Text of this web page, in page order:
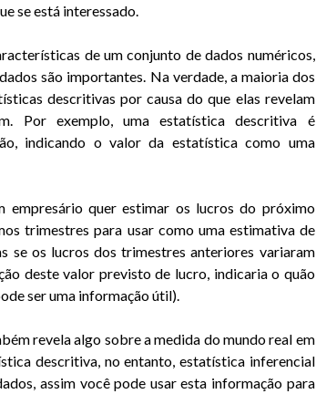
se está interessado.
de um conjunto de dados numéricos,
são importantes. Na verdade, a maioria dos
descritivas por causa do que elas revelam
Por exemplo, uma estatística descritiva é
indicando o valor da estatística como uma
empresário quer estimar os lucros do próximo
trimestres para usar como uma estimativa de
se os lucros dos trimestres anteriores variaram
deste valor previsto de lucro, indicaria o quão
ser uma informação útil).
revela algo sobre a medida do mundo real em
descritiva, no entanto, estatística inferencial
assim você pode usar esta informação para